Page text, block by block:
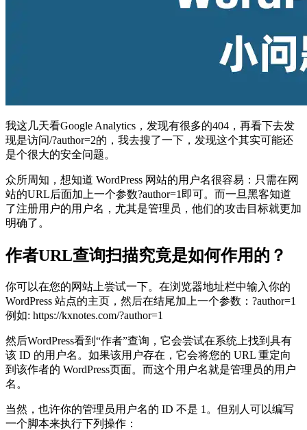
我这几天看Google Analytics，发现有很多的404，再看下去发
现是访问/?author=2的，我去搜了一下，发现这个其实可能还
是个很大的安全问题。
众所周知，想知道 WordPress 网站的用户名很容易：只需在网
站的URL后面加上一个参数?author=1即可。而一旦黑客知道
了注册用户的用户名，尤其是管理员，他们的攻击目标就更加
明确了。
作者URL查询扫描究竟是如何作用的？
你可以在您的网站上尝试一下。在浏览器地址栏中输入你的
WordPress 站点的主页，然后在结尾加上一个参数：?author=1
例如: https://kxnotes.com/?author=1
然后WordPress看到“作者”查询，它会尝试在系统上找到具有
该 ID 的用户名。如果该用户存在，它会将您的 URL 重定向
到该作者的 WordPress页面。而这个用户名就是管理员的用户
名。
当然，也许你的管理员用户名的 ID 不是 1。但别人可以编写
一个脚本来执行下列操作：